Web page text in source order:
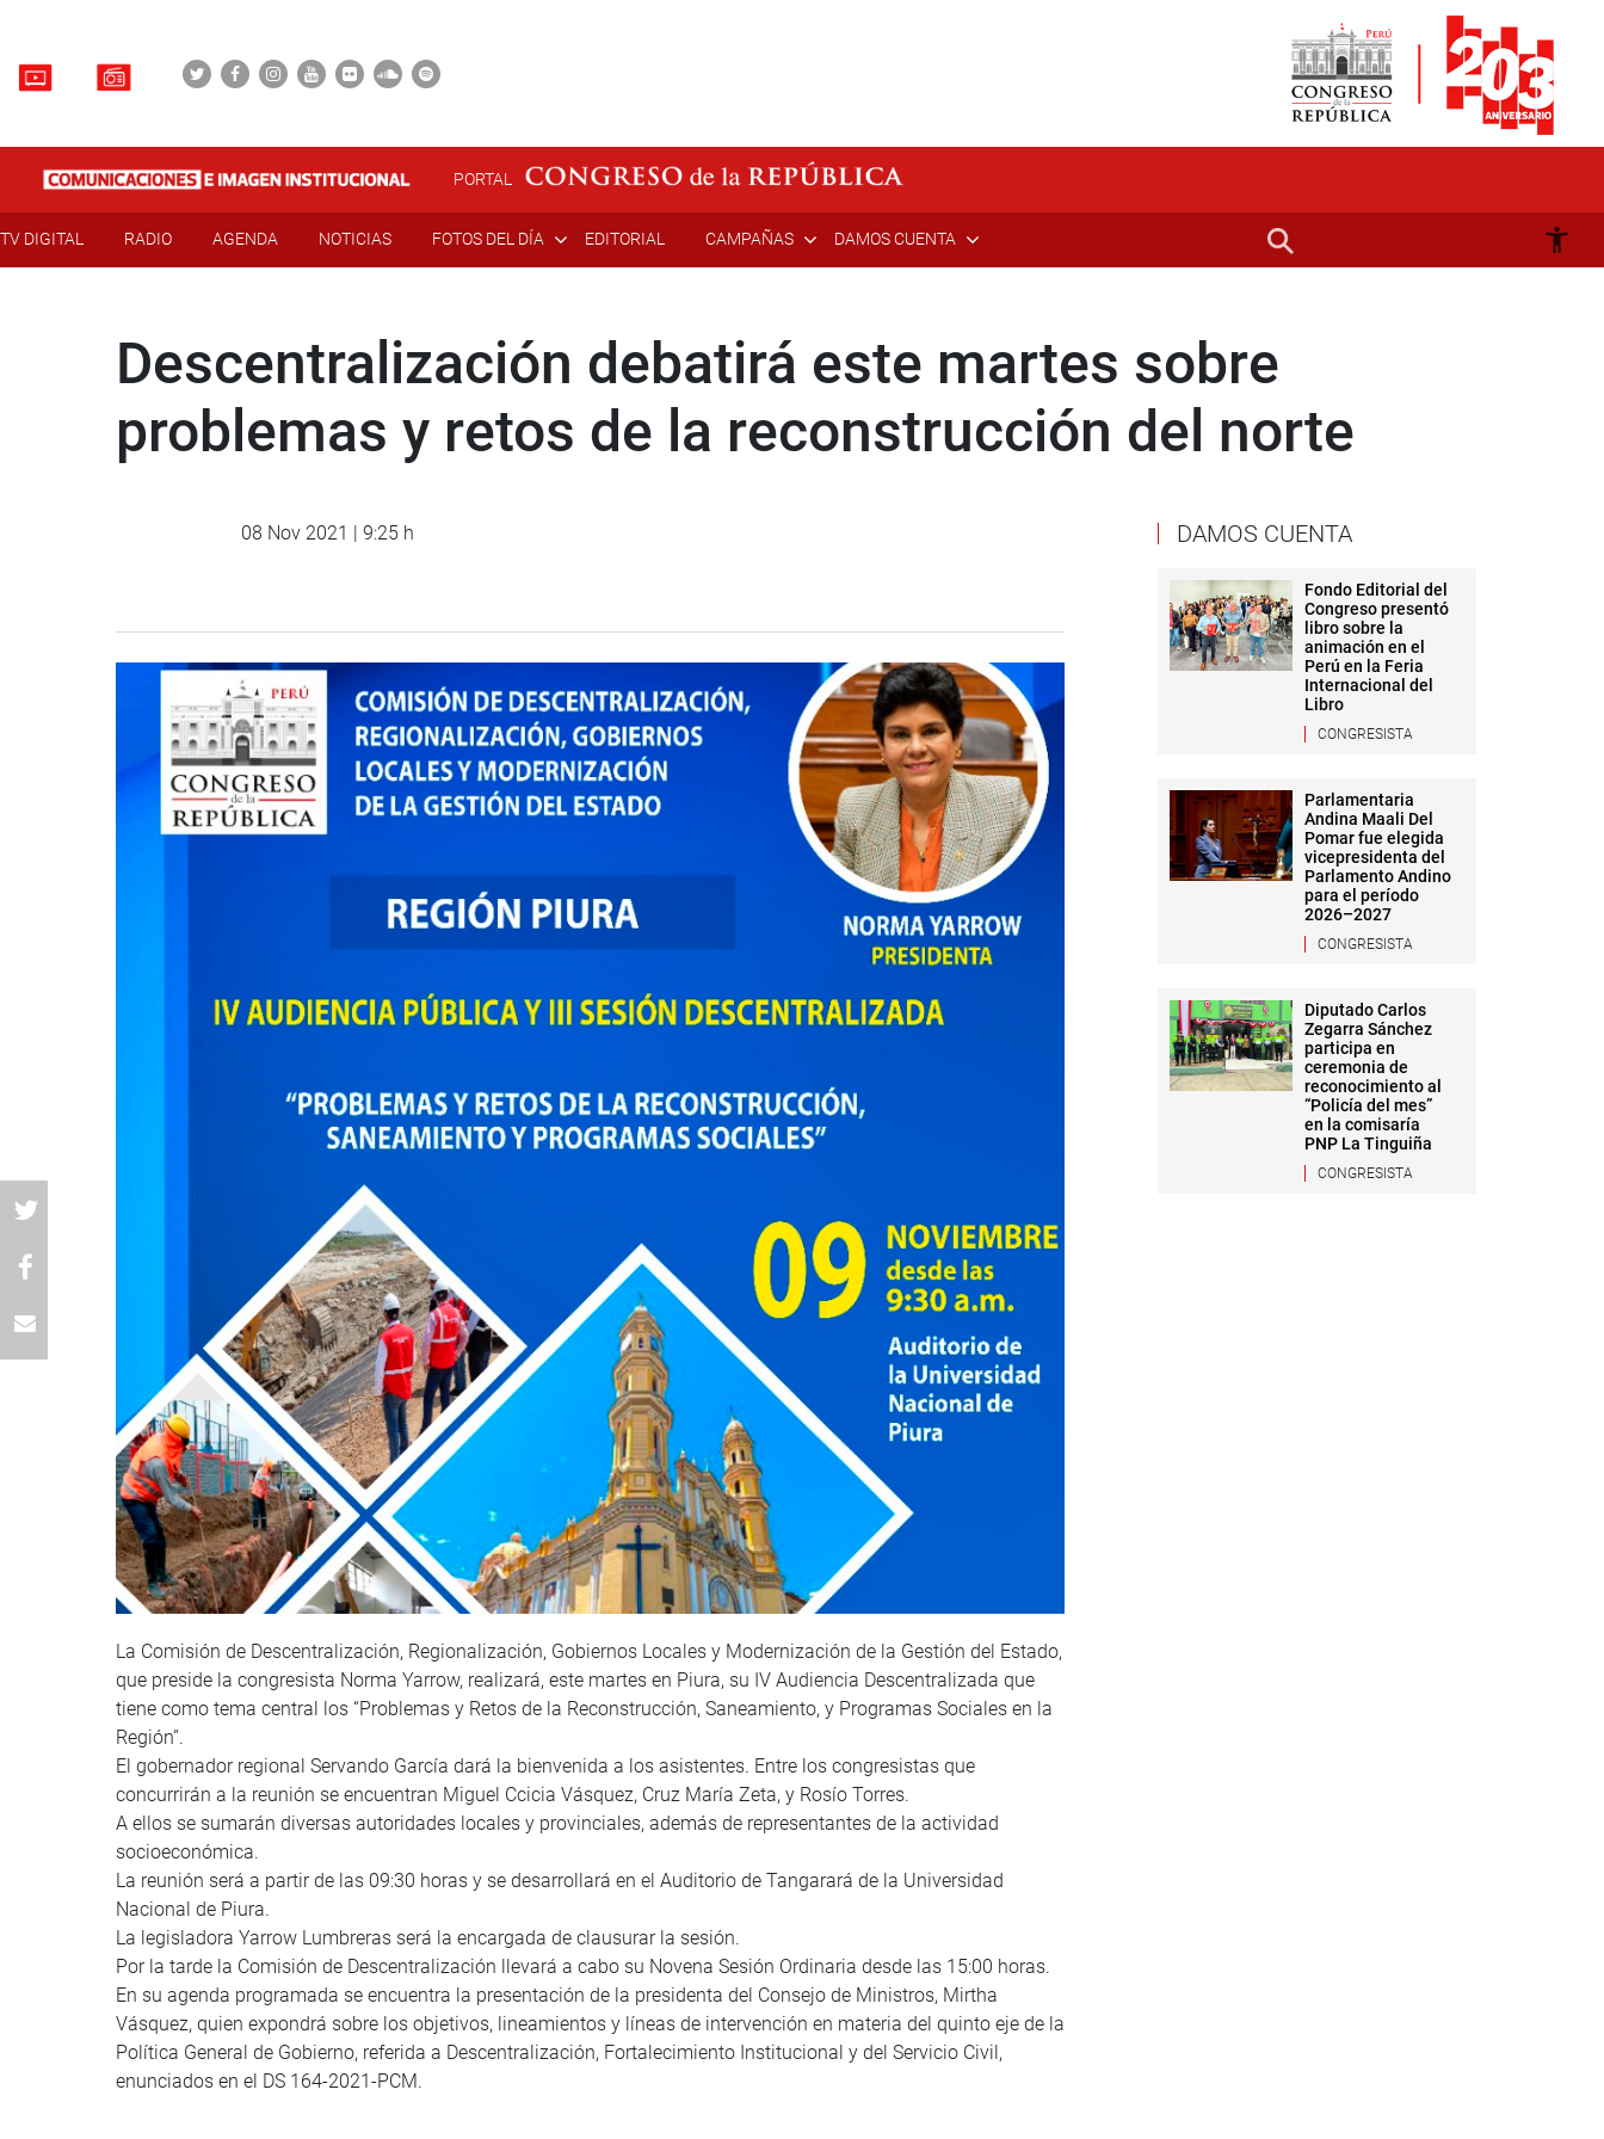
PORTAL
TV DIGITAL RADIO AGENDA NOTICIAS FOTOS DEL DÍA EDITORIAL CAMPAÑAS DAMOS CUENTA
Descentralización debatirá este martes sobre
problemas y retos de la reconstrucción del norte
08 Nov 2021 | 9:25 h
La Comisión de Descentralización, Regionalización, Gobiernos Locales y Modernización de la Gestión del Estado,
que preside la congresista Norma Yarrow, realizará, este martes en Piura, su IV Audiencia Descentralizada que
tiene como tema central los “Problemas y Retos de la Reconstrucción, Saneamiento, y Programas Sociales en la
Región”.
El gobernador regional Servando García dará la bienvenida a los asistentes. Entre los congresistas que
concurrirán a la reunión se encuentran Miguel Ccicia Vásquez, Cruz María Zeta, y Rosío Torres.
A ellos se sumarán diversas autoridades locales y provinciales, además de representantes de la actividad
socioeconómica.
La reunión será a partir de las 09:30 horas y se desarrollará en el Auditorio de Tangarará de la Universidad
Nacional de Piura.
La legisladora Yarrow Lumbreras será la encargada de clausurar la sesión.
Por la tarde la Comisión de Descentralización llevará a cabo su Novena Sesión Ordinaria desde las 15:00 horas.
En su agenda programada se encuentra la presentación de la presidenta del Consejo de Ministros, Mirtha
Vásquez, quien expondrá sobre los objetivos, lineamientos y líneas de intervención en materia del quinto eje de la
Política General de Gobierno, referida a Descentralización, Fortalecimiento Institucional y del Servicio Civil,
enunciados en el DS 164-2021-PCM.
DAMOS CUENTA
Fondo Editorial del
Congreso presentó
libro sobre la
animación en el
Perú en la Feria
Internacional del
Libro
CONGRESISTA
Parlamentaria
Andina Maali Del
Pomar fue elegida
vicepresidenta del
Parlamento Andino
para el período
2026–2027
CONGRESISTA
Diputado Carlos
Zegarra Sánchez
participa en
ceremonia de
reconocimiento al
“Policía del mes”
en la comisaría
PNP La Tinguiña
CONGRESISTA